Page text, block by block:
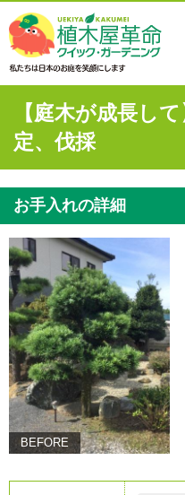
【庭木が成長し
定、伐採
お手入れの詳細
BEFORE